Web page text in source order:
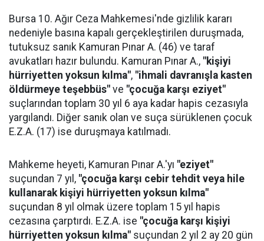
Bursa 10. Ağır Ceza Mahkemesi'nde gizlilik kararı
nedeniyle basına kapalı gerçekleştirilen duruşmada,
tutuksuz sanık Kamuran Pınar A. (46) ve taraf
avukatları hazır bulundu. Kamuran Pınar A., "kişiyi
hürriyetten yoksun kılma", "ihmali davranışla kasten
öldürmeye teşebbüs" ve "çocuğa karşı eziyet"
suçlarından toplam 30 yıl 6 aya kadar hapis cezasıyla
yargılandı. Diğer sanık olan ve suça sürüklenen çocuk
E.Z.A. (17) ise duruşmaya katılmadı.
Mahkeme heyeti, Kamuran Pınar A.'yı "eziyet"
suçundan 7 yıl, "çocuğa karşı cebir tehdit veya hile
kullanarak kişiyi hürriyetten yoksun kılma"
suçundan 8 yıl olmak üzere toplam 15 yıl hapis
cezasına çarptırdı. E.Z.A. ise "çocuğa karşı kişiyi
hürriyetten yoksun kılma" suçundan 2 yıl 2 ay 20 gün